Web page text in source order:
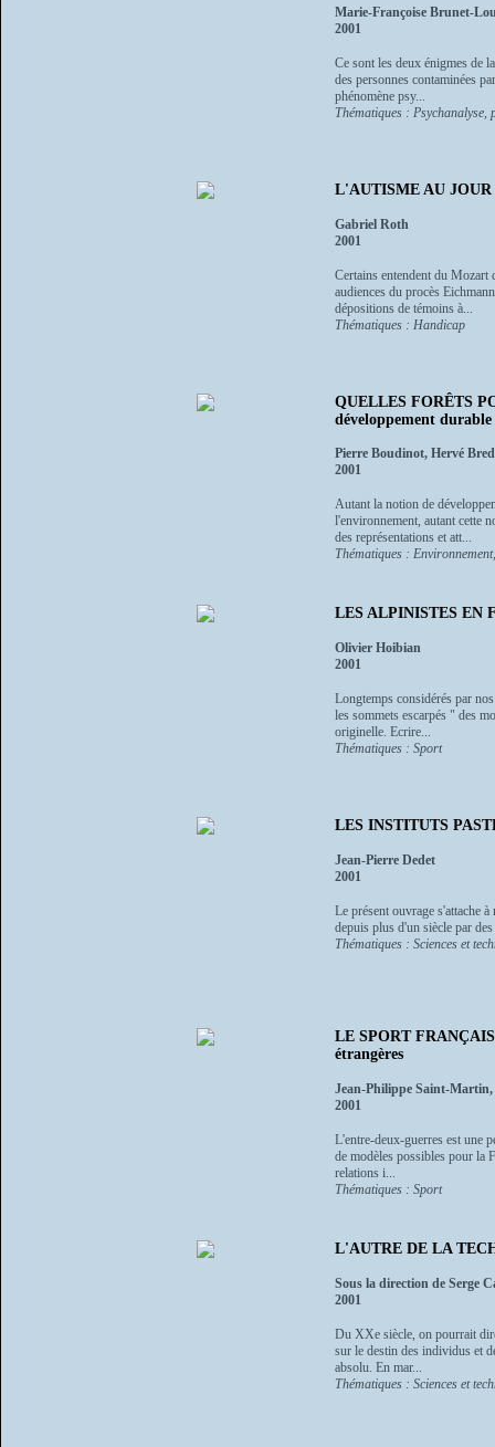
Marie-Françoise Brunet-
2001
Ce sont les deux énigmes de
des personnes contaminées
phénomène psy...
Thématiques : Psychanalyse,
L'AUTISME AU
Gabriel Roth
2001
Certains entendent du Mozart
audiences du procès
dépositions de témoins à...
Thématiques : Handicap
QUELLES FORÊTS
développement durable
Pierre Boudinot, Hervé
2001
Autant la notion de
l'environnement, autant cette
des représentations et att...
Thématiques :
LES ALPINISTES EN
Olivier Hoibian
2001
Longtemps considérés par
les sommets escarpés " des
originelle. Ecrire...
Thématiques : Sport
LES INSTITUTS
Jean-Pierre Dedet
2001
Le présent ouvrage s'attache
depuis plus d'un siècle par
Thématiques : Sciences et
LE SPORT
étrangères
Jean-Philippe Saint-
2001
L'entre-deux-guerres est une
de modèles possibles pour la
relations i...
Thématiques : Sport
L'AUTRE DE LA
Sous la direction de Serge
2001
Du XXe siècle, on pourrait
sur le destin des individus et
absolu. En mar...
Thématiques : Sciences et